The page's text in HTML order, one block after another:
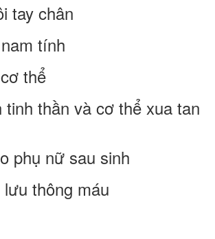
tay chân
tính
thể
thần và cơ thể xua tan
phụ nữ sau sinh
thông máu